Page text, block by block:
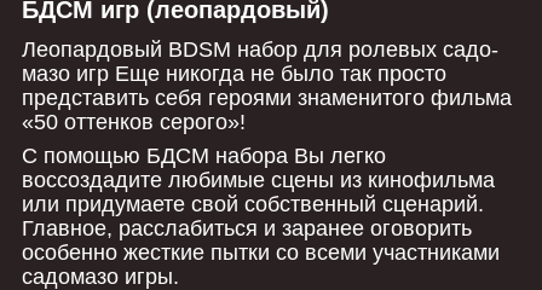
БДСМ игр (леопардовый)
Леопардовый BDSM набор для ролевых садо-
мазо игр Еще никогда не было так просто
представить себя героями знаменитого фильма
«50 оттенков серого»!
С помощью БДСМ набора Вы легко
воссоздадите любимые сцены из кинофильма
или придумаете свой собственный сценарий.
Главное, расслабиться и заранее оговорить
особенно жесткие пытки со всеми участниками
садомазо игры.